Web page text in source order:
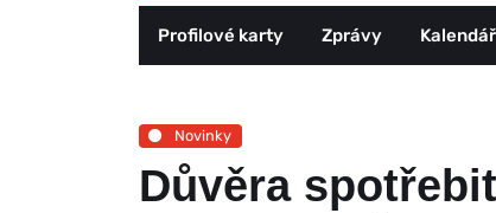
Profilové karty Zprávy Kalendář
Novinky
Důvěra